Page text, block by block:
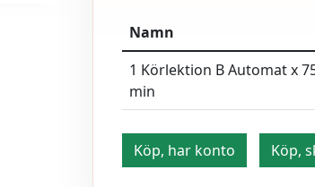
Namn
1 Körlektion B Automat x
min
Köp, har konto Köp,